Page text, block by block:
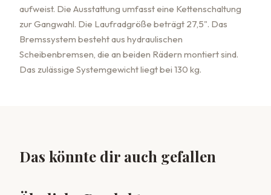
aufweist. Die Ausstattung umfasst eine Kettenschaltung
zur Gangwahl. Die Laufradgröße beträgt 27,5". Das
Bremssystem besteht aus hydraulischen
Scheibenbremsen, die an beiden Rädern montiert sind.
Das zulässige Systemgewicht liegt bei 130 kg.
Das könnte dir auch gefallen